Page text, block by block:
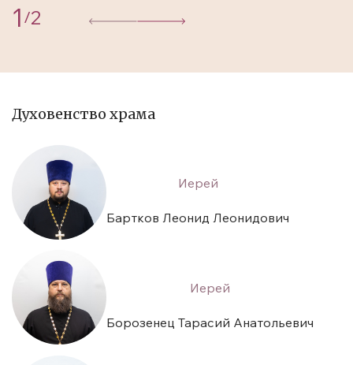
1 /2
Духовенство храма
Иерей
Бартков Леонид Леонидович
Иерей
Борозенец Тарасий Анатольевич